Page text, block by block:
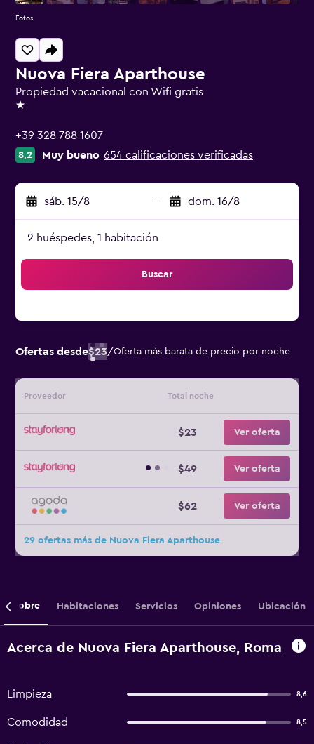
Nuova Fiera Aparthouse
Propiedad vacacional con Wifi gratis
1 estrella
+39 328 788 1607
8,2 Muy bueno 654 calificaciones verificadas
sáb. 15/8 - dom. 16/8
2 huéspedes, 1 habitación
Buscar
Ofertas desde$23/Oferta más barata de precio por noche
Proveedor Total noche
$23 Ver oferta
$49 Ver oferta
$62 Ver oferta
29 ofertas más de Nuova Fiera Aparthouse
Fotos
Sobre Habitaciones Servicios Opiniones Ubicación
Acerca de Nuova Fiera Aparthouse, Roma
Limpieza 8,6
Comodidad 8,5